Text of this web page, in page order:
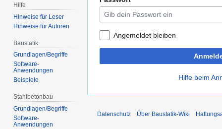
Angemeldet bleiben
Hilfe beim
Hilfe
Hinweise für Leser
Hinweise für Autoren
Baustatik
Grundlagen/Begriffe
Software-
Anwendungen
Beispiele
Stahlbetonbau
Grundlagen/Begriffe
Software-
Anwendungen
Datenschutz Über Baustatik-Wiki